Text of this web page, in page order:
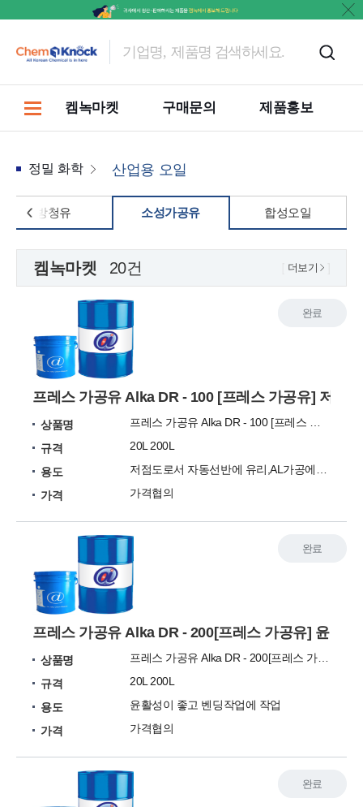
켐녹마켓 구매문의 제품홍보
정밀 화학 산업용 오일
방청유 소성가공유 합성오일
켐녹마켓 20건 더보기
프레스 가공유 Alka DR - 100 [프레스 가공유] 저점
상품명
규격
20L 200L
용도
가격
가격협의
완료
프레스 가공유 Alka DR - 200[프레스 가공유] 윤활
상품명
프레스 가공유 Alka DR - 200[프레스 가공유]
규격
20L 200L
용도
윤활성이 좋고 벤딩작업에 작업
가격
가격협의
완료
완료